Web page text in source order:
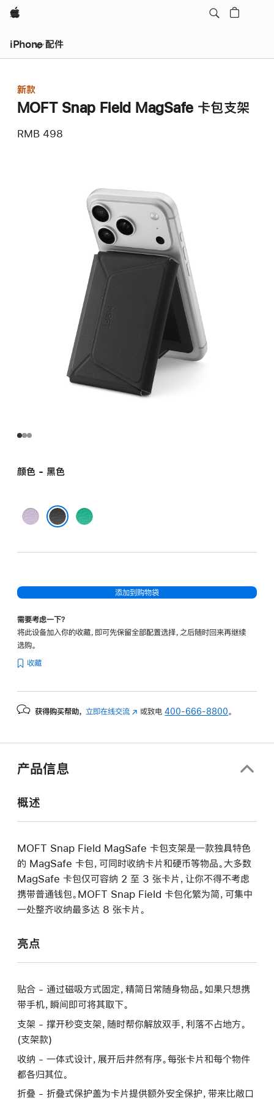
Apple
iPhone 配件
新款
MOFT Snap Field MagSafe 卡包支架
RMB 498
颜色 - 黑色
紫
绿
添加到购物袋
需要考虑一下？
将此设备加入你的收藏，即可先保留全部配置选择，之后随时回来再继续
选购。
收藏
获得购买帮助， 立即在线交流 (在 或致电400-666-8800。
产品信息
概述
MOFT Snap Field MagSafe 卡包支架是一款独具特色
的 MagSafe 卡包，可同时收纳卡片和硬币等物品。大多数
MagSafe 卡包仅可容纳 2 至 3 张卡片，让你不得不考虑
携带普通钱包。MOFT Snap Field 卡包化繁为简，可集中
一处整齐收纳最多达 8 张卡片。
亮点
贴合 - 通过磁吸方式固定，精简日常随身物品。如果只想携
带手机，瞬间即可将其取下。
支架 - 撑开秒变支架，随时帮你解放双手，利落不占地方。
(支架款)
收纳 - 一体式设计，展开后井然有序。每张卡片和每个物件
都各归其位。
折叠 - 折叠式保护盖为卡片提供额外安全保护，带来比敞口